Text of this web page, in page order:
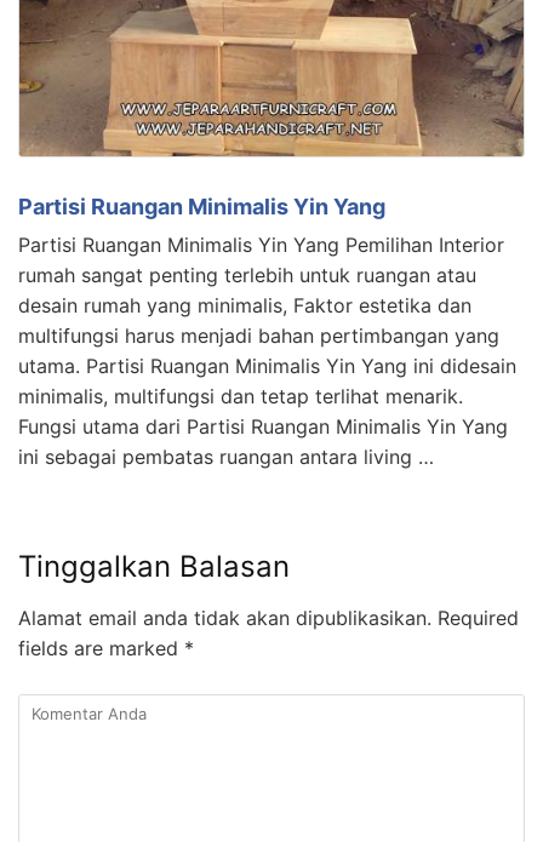
Partisi Ruangan Minimalis Yin Yang
Partisi Ruangan Minimalis Yin Yang Pemilihan Interior
rumah sangat penting terlebih untuk ruangan atau
desain rumah yang minimalis, Faktor estetika dan
multifungsi harus menjadi bahan pertimbangan yang
utama. Partisi Ruangan Minimalis Yin Yang ini didesain
minimalis, multifungsi dan tetap terlihat menarik.
Fungsi utama dari Partisi Ruangan Minimalis Yin Yang
ini sebagai pembatas ruangan antara living …
Tinggalkan Balasan
Alamat email anda tidak akan dipublikasikan. Required
fields are marked *